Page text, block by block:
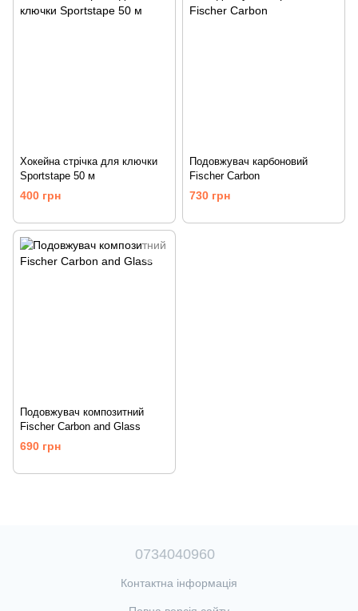
Хокейна стрічка для ключки
Sportstape 50 м
400 грн
Подовжувач карбоновий
Fischer Carbon
730 грн
Подовжувач композитний
Fischer Carbon and Glass
690 грн
0734040960
Контактна інформація